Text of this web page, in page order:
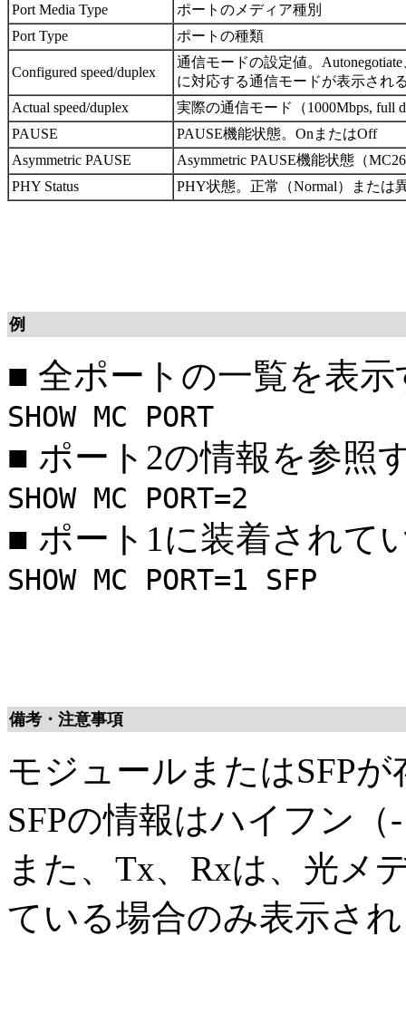
Port Media Type
ポートのメディア種別
Port Type
ポートの種類
Configured speed/duplex
通信モードの設定値。
に対応する通信モードが表示され
Actual speed/duplex
実際の通信モード（1000Mbps, full
PAUSE
PAUSE機能状態。OnまたはOff
Asymmetric PAUSE
Asymmetric PAUSE機能状態（
PHY Status
PHY状態。正常（Normal）または
例
■ 全ポートの一覧を表示
SHOW MC PORT
■ ポート2の情報を参照
SHOW MC PORT=2
■ ポート1に装着されて
SHOW MC PORT=1 SFP
備考・注意事項
モジュールまたはSFP
SFPの情報はハイフン
また、Tx、Rxは、光メ
ている場合のみ表示さ